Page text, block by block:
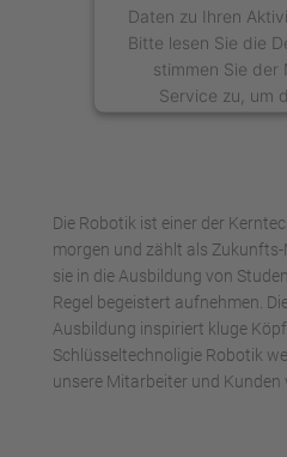
Daten zu Ihren
Bitte lesen Sie die
stimmen Sie der
Service zu, um
powered by
Die Robotik ist einer der
morgen und zählt als
sie in die Ausbildung von
Regel begeistert aufnehmen.
Ausbildung inspiriert kluge
Schlüsseltechnoligie Robotik
unsere Mitarbeiter und Kunden